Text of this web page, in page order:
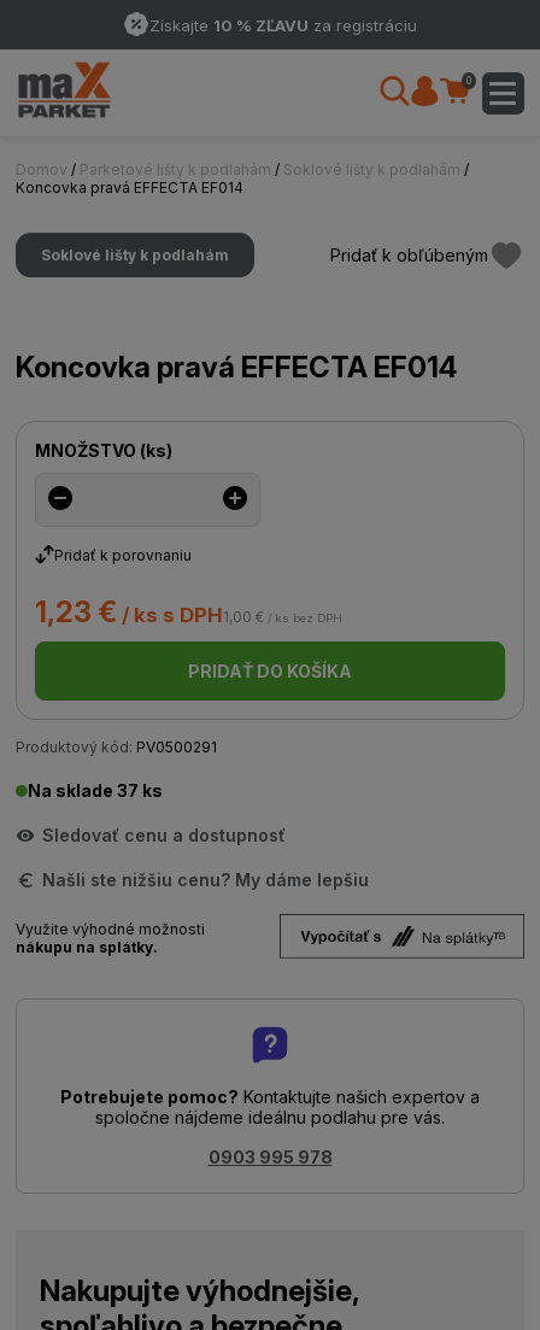
Získajte 10 % ZĽAVU za registráciu
0
Domov / Parketové lišty k podlahám / Soklové lišty k podlahám /
Koncovka pravá EFFECTA EF014
Soklové lišty k podlahám Pridať k obľúbeným
Koncovka pravá EFFECTA EF014
MNOŽSTVO (ks)
Pridať k porovnaniu
1,23 € / ks s DPH1,00 € / ks bez DPH
PRIDAŤ DO KOŠÍKA
Produktový kód: PV0500291
Na sklade 37 ks
Sledovať cenu a dostupnosť
Našli ste nižšiu cenu? My dáme lepšiu
Využite výhodné možnosti
nákupu na splátky.
Potrebujete pomoc? Kontaktujte našich expertov a
spoločne nájdeme ideálnu podlahu pre vás.
0903 995 978
Nakupujte výhodnejšie,